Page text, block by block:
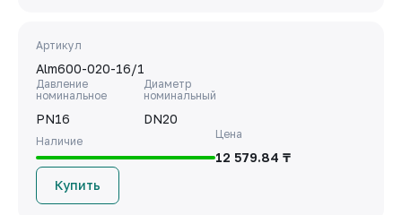
Артикул
Alm600-020-16/1
Давление
номинальное
PN16
Диаметр
номинальный
DN20
Наличие
Цена
12 579.84 ₸
Купить